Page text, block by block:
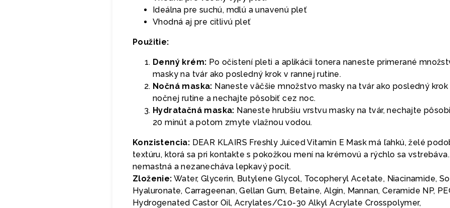
Ideálna pre suchú, mdlú a unavenú pleť
Vhodná aj pre citlivú pleť
Použitie:
Denný krém: Po očistení pleti a aplikácii tonera naneste primerané
masky na tvár ako posledný krok v rannej rutine.
Nočná maska: Naneste väčšie množstvo masky na tvár ako posledný krok
nočnej rutine a nechajte pôsobiť cez noc.
Hydratačná maska: Naneste hrubšiu vrstvu masky na tvár, nechajte
20 minút a potom zmyte vlažnou vodou.
Konzistencia: DEAR KLAIRS Freshly Juiced Vitamin E Mask má ľahkú, želé
textúru, ktorá sa pri kontakte s pokožkou mení na krémovú a rýchlo sa
nemastná a nezanecháva lepkavý pocit.
Zloženie: Water, Glycerin, Butylene Glycol, Tocopheryl Acetate, Niacinamide,
Hyaluronate, Carrageenan, Gellan Gum, Betaine, Algin, Mannan, Ceramide NP,
Hydrogenated Castor Oil, Acrylates/C10-30 Alkyl Acrylate Crosspolymer,